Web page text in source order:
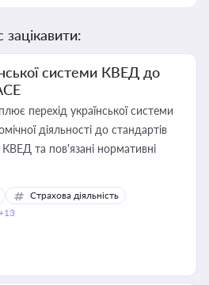
системи КВЕД до
перехід української системи
діяльності до стандартів
та пов'язані нормативні
Страхова діяльність